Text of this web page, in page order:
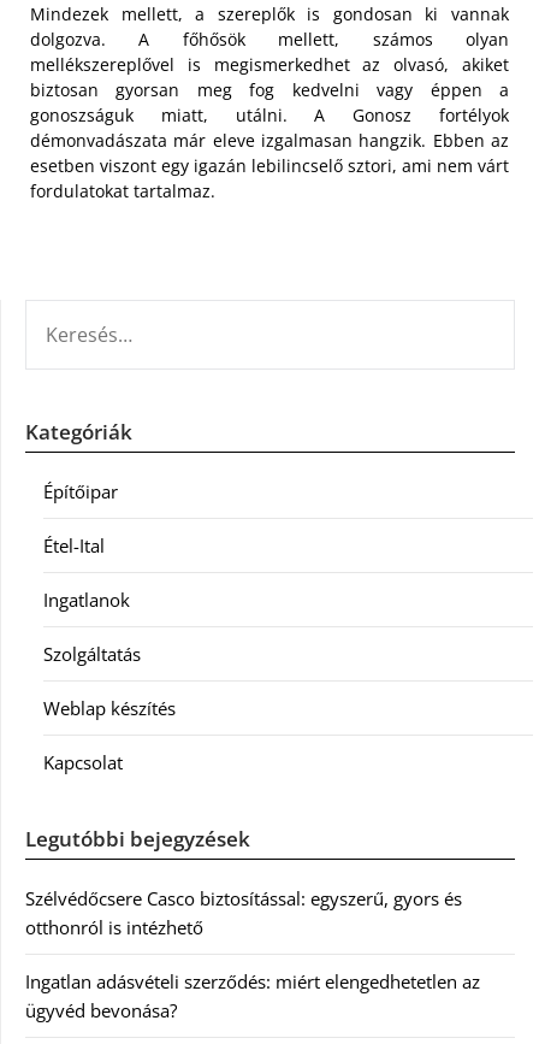
Mindezek mellett, a szereplők is gondosan ki vannak
dolgozva. A főhősök mellett, számos olyan
mellékszereplővel is megismerkedhet az olvasó, akiket
biztosan gyorsan meg fog kedvelni vagy éppen a
gonoszságuk miatt, utálni. A Gonosz fortélyok
démonvadászata már eleve izgalmasan hangzik. Ebben az
esetben viszont egy igazán lebilincselő sztori, ami nem várt
fordulatokat tartalmaz.
Kategóriák
Építőipar
Étel-Ital
Ingatlanok
Szolgáltatás
Weblap készítés
Kapcsolat
Legutóbbi bejegyzések
Szélvédőcsere Casco biztosítással: egyszerű, gyors és
otthonról is intézhető
Ingatlan adásvételi szerződés: miért elengedhetetlen az
ügyvéd bevonása?